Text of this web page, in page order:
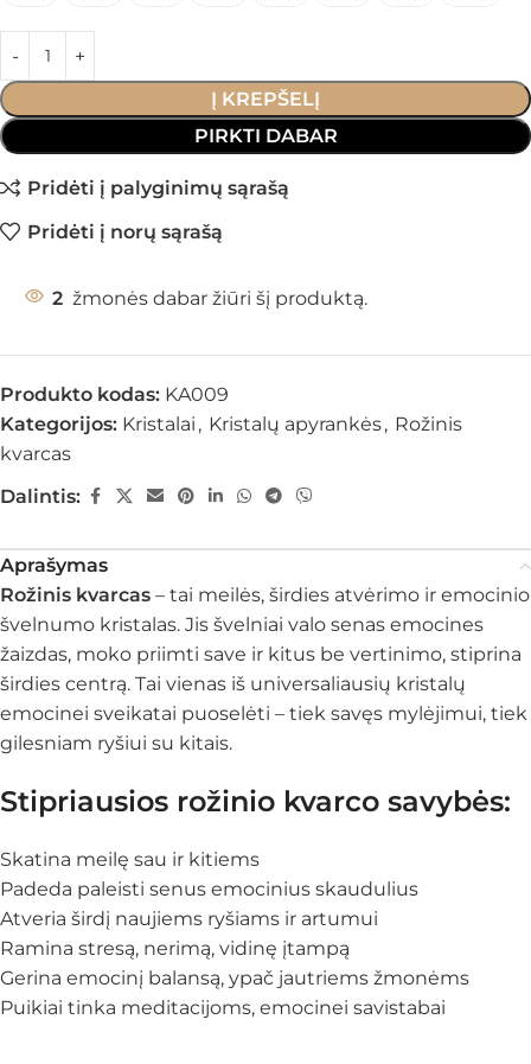
Į KREPŠELĮ
PIRKTI DABAR
Pridėti į palyginimų sąrašą
Pridėti į norų sąrašą
2 žmonės dabar žiūri šį produktą.
Produkto kodas: KA009
Kategorijos: Kristalai , Kristalų apyrankės, Rožinis
kvarcas
Dalintis:
Aprašymas
Rožinis kvarcas – tai meilės, širdies atvėrimo ir emocinio
švelnumo kristalas. Jis švelniai valo senas emocines
žaizdas, moko priimti save ir kitus be vertinimo, stiprina
širdies centrą. Tai vienas iš universaliausių kristalų
emocinei sveikatai puoselėti – tiek savęs mylėjimui, tiek
gilesniam ryšiui su kitais.
Stipriausios rožinio kvarco savybės:
Skatina meilę sau ir kitiems
Padeda paleisti senus emocinius skaudulius
Atveria širdį naujiems ryšiams ir artumui
Ramina stresą, nerimą, vidinę įtampą
Gerina emocinį balansą, ypač jautriems žmonėms
Puikiai tinka meditacijoms, emocinei savistabai